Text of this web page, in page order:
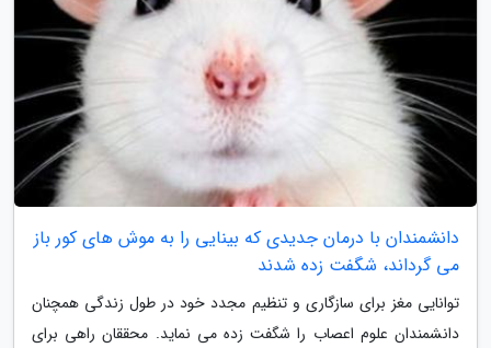
دانشمندان با درمان جدیدی که بینایی را به موش های کور باز
می گرداند، شگفت زده شدند
توانایی مغز برای سازگاری و تنظیم مجدد خود در طول زندگی همچنان
دانشمندان علوم اعصاب را شگفت زده می نماید. محققان راهی برای